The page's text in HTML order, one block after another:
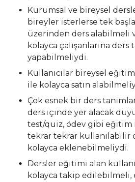
Kurumsal ve bireysel
bireyler isterlerse tek
üzerinden ders alabilmeli
kolayca çalışanlarına ders
yapabilmeliydi.
Kullanıcılar bireysel
ile kolayca satın
Çok esnek bir ders
ders içinde yer alacak
test/quiz, ödev gibi eğitim
tekrar tekrar kullanılabilir
kolayca eklenebilmeliydi.
Dersler eğitimi alan
kolayca takip edilebilmeli,